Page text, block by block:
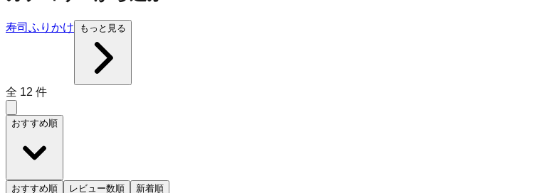
寿司 ふりかけ もっと見る
全 12 件
おすすめ順
おすすめ順 レビュー数順 新着順